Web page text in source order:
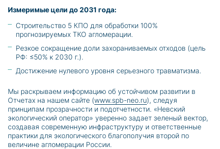
Измеримые цели до 2031 года:
Строительство 5 КПО для обработки 100%
прогнозируемых ТКО агломерации.
Резкое сокращение доли захораниваемых отходов (цель
РФ: ≤50% к 2030 г.).
Достижение нулевого уровня серьезного травматизма.
Мы раскрываем информацию об устойчивом развитии в
Отчетах на нашем сайте (www.spb-neo.ru), следуя
принципам прозрачности и подотчетности. «Невский
экологический оператор» уверенно задает зеленый вектор,
создавая современную инфраструктуру и ответственные
практики для экологического благополучия второй по
величине агломерации России.